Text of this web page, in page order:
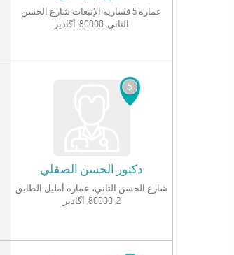
عمارة 5 قسارية الإنبعات شارع الحسن
التاني, 80000, أگادير
5
دكتور الحسن الصقلي
شارع الحسن التاني، عمارة أمليل الطابق
2, 80000, أگادير